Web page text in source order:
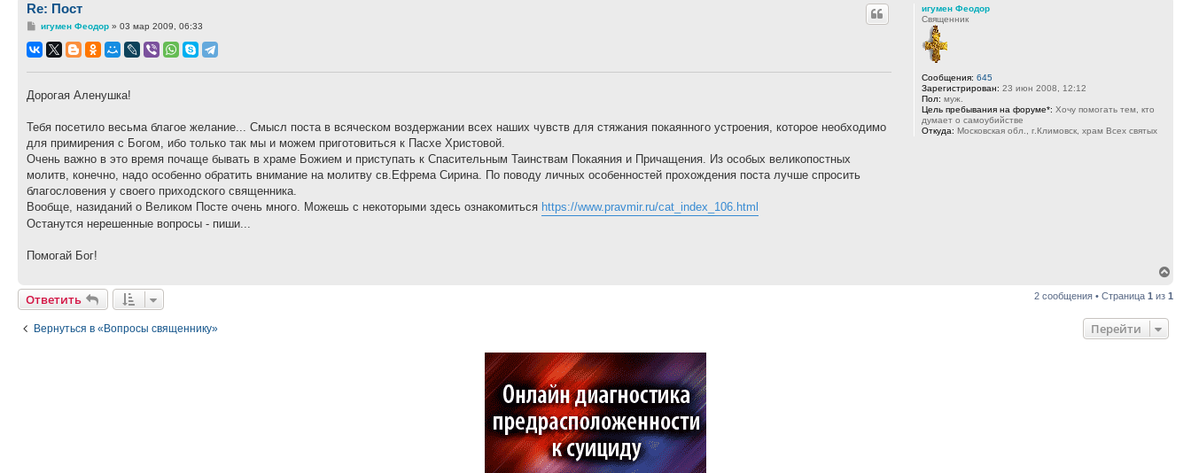
игумен Феодор
Священник
Сообщения: 645
Зарегистрирован: 23 июн 2008, 12:12
Пол: муж.
Цель пребывания на форуме*: Хочу помогать тем, кто
думает о самоубийстве
Откуда: Московская обл., г.Климовск, храм Всех святых
Re: Пост
Сообщение
игумен Феодор» 03 мар 2009, 06:33
Дорогая Аленушка!
Тебя посетило весьма благое желание... Смысл поста в всяческом воздержании всех наших чувств для стяжания покаянного устроения, которое необходимо
для примирения с Богом, ибо только так мы и можем приготовиться к Пасхе Христовой.
Очень важно в это время почаще бывать в храме Божием и приступать к Спасительным Таинствам Покаяния и Причащения. Из особых великопостных
молитв, конечно, надо особенно обратить внимание на молитву св.Ефрема Сирина. По поводу личных особенностей прохождения поста лучше спросить
благословения у своего приходского священника.
Вообще, назиданий о Великом Посте очень много. Можешь с некоторыми здесь ознакомиться https://www.pravmir.ru/cat_index_106.html
Останутся нерешенные вопросы - пиши...
Помогай Бог!
Ответить 2 сообщения • Страница 1 из 1
Вернуться в «Вопросы священнику» Перейти